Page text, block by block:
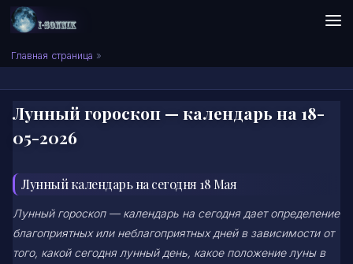
Skip to content
Сонник I-SONNIK.COM
Главная страница »
Лунный гороскоп — календарь на 18-
05-2026
Лунный календарь на сегодня 18 Мая
Лунный гороскоп — календарь на сегодня дает определение
благоприятных или неблагоприятных дней в зависимости от
того, какой сегодня лунный день, какое положение луны в